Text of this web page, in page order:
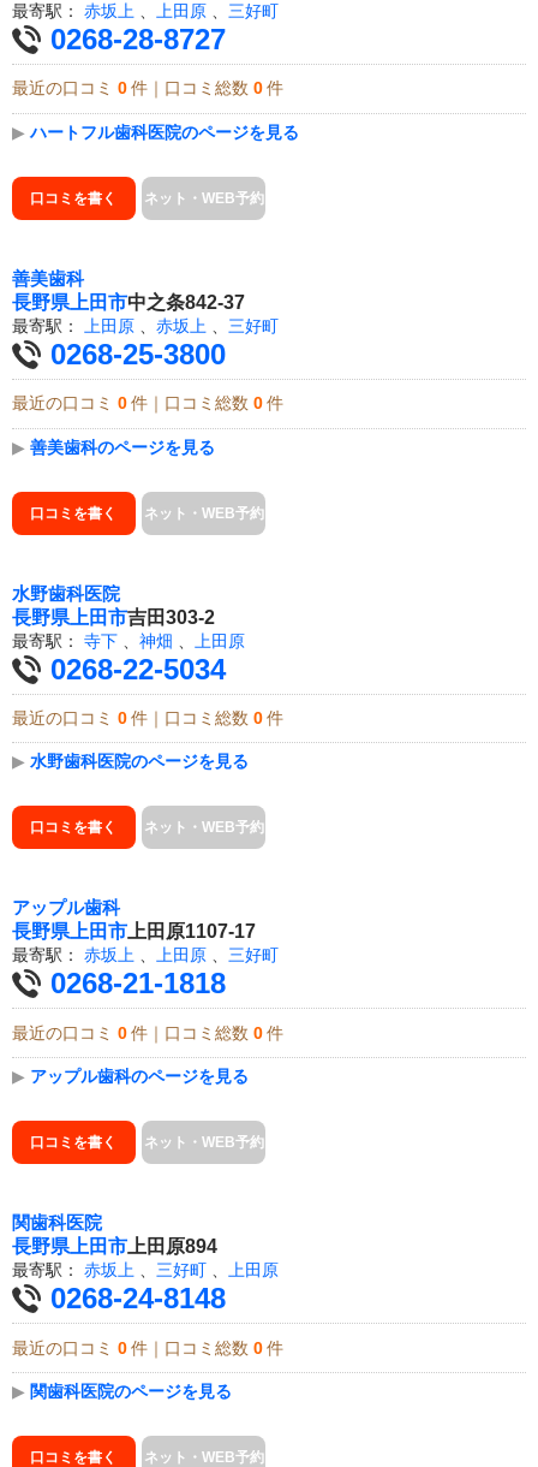
最寄駅： 赤坂上 上田原 三好町
0268-28-8727
最近の口コミ 0 件｜口コミ総数 0 件
▶ ハートフル歯科医院のページを見る
口コミを書く ネット・WEB予約
善美歯科
長野県 上田市中之条842-37
最寄駅： 上田原 赤坂上 三好町
0268-25-3800
最近の口コミ 0 件｜口コミ総数 0 件
▶ 善美歯科のページを見る
口コミを書く ネット・WEB予約
水野歯科医院
長野県 上田市吉田303-2
最寄駅： 寺下 神畑 上田原
0268-22-5034
最近の口コミ 0 件｜口コミ総数 0 件
▶ 水野歯科医院のページを見る
口コミを書く ネット・WEB予約
アップル歯科
長野県上田市上田原1107-17
最寄駅： 赤坂上 、 上田原 、 三好町
0268-21-1818
最近の口コミ 0 件｜口コミ総数 0 件
▶ アップル歯科のページを見る
口コミを書く ネット・WEB予約
関歯科医院
長野県 上田市 上田原894
最寄駅： 赤坂上 三好町 上田原
0268-24-8148
最近の口コミ 0 件｜口コミ総数 0 件
▶ 関歯科医院のページを見る
口コミを書く ネット・WEB予約